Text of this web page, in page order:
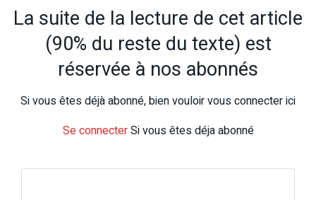
La suite de la lecture de cet article
(90% du reste du texte) est
réservée à nos abonnés
Si vous êtes déjà abonné, bien vouloir vous connecter ici
Se connecterSi vous êtes déja abonné